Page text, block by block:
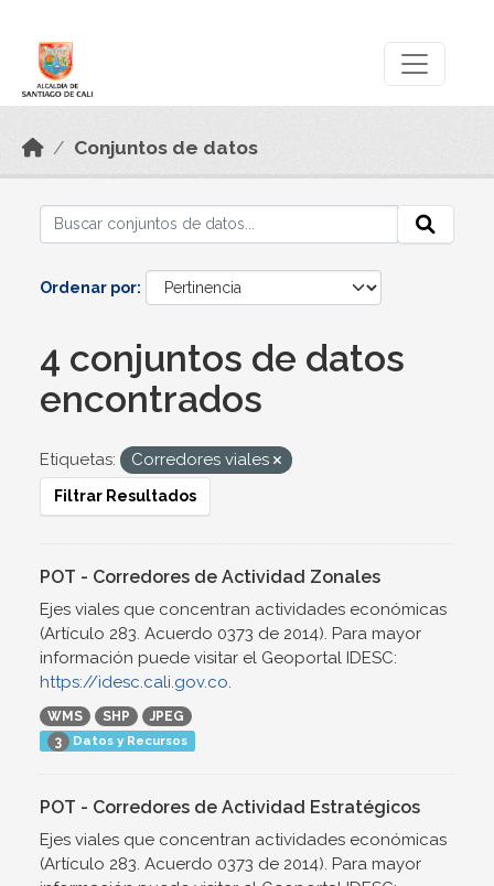
Conjuntos de datos
Ordenar por
4 conjuntos de datos
encontrados
Etiquetas: Corredores viales
Filtrar Resultados
POT - Corredores de Actividad Zonales
Ejes viales que concentran actividades económicas
(Artículo 283. Acuerdo 0373 de 2014). Para mayor
información puede visitar el Geoportal IDESC:
https://idesc.cali.gov.co.
WMS SHP
JPEG
3 Datos y Recursos
POT - Corredores de Actividad Estratégicos
Ejes viales que concentran actividades económicas
(Artículo 283. Acuerdo 0373 de 2014). Para mayor